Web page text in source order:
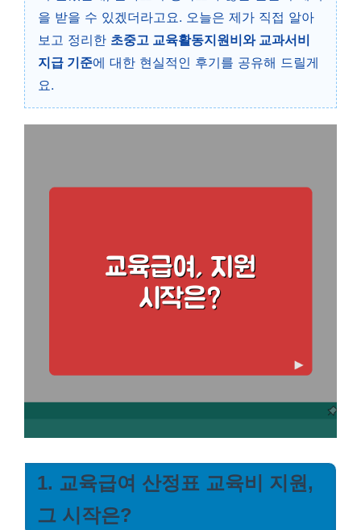
을 받을 수 있겠더라고요. 오늘은 제가 직접 알아
보고 정리한 초중고 교육활동지원비와 교과서비
지급 기준에 대한 현실적인 후기를 공유해 드릴게
요.
1. 교육급여 산정표 교육비 지원,
그 시작은?